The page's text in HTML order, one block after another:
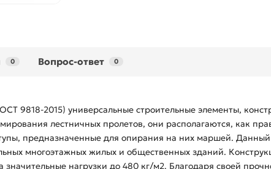
0 Вопрос-ответ 0
9818-2015) универсальные строительные элементы,
лестничных пролетов, они располагаются, как
предназначенные для опирания на них маршей.
многоэтажных жилых и общественных зданий.
нагрузки до 480 кг/м2. Благодаря своей